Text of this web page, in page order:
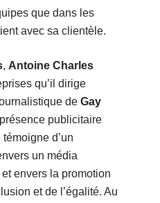
que dans les
avec sa clientèle.
, Antoine Charles
qu’il dirige
de Gay
publicitaire
d’un
un média
envers la promotion
et de l’égalité. Au